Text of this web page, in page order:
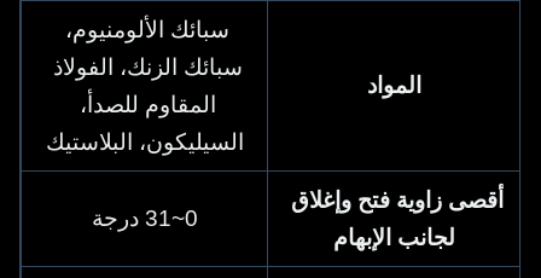
المواد
سبائك الألومنيوم،
سبائك الزنك، الفولاذ
المقاوم للصدأ،
السيليكون، البلاستيك
أقصى زاوية فتح وإغلاق
لجانب الإبهام